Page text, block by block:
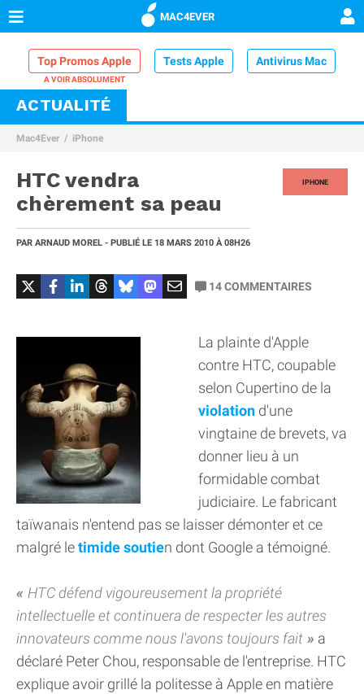
MAC4EVER
Top Promos Apple Tests Apple Antivirus Mac
VPN Mac
Comparatif iPhone
ACTUALITÉ
Mac4Ever iPhone
IPHONE
HTC vendra
chèrement sa peau
PAR ARNAUD MOREL - PUBLIÉ LE 18 MARS 2010 À 08H26
14COMMENTAIRES
La plainte d'Apple
contre HTC, coupable
selon Cupertino de la
violation d'une
vingtaine de brevets, va
donner lieu à un
formidable combat
judiciaire. Le fabricant
taïwanais n'entend pas se laisser démonter et ce
malgré letimide soutien dont Google a témoigné.
HTC défend vigoureusement la propriété
intellectuelle et continuera de respecter les autres
innovateurs comme nous l'avons toujours fait
a
déclaré Peter Chou, responsable de l'entreprise. HTC
explique avoir grillé la politesse à Apple en matière